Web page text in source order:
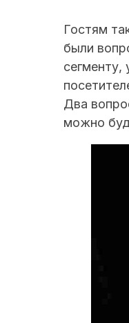
Гостям
были
сегменту,
Два
можно